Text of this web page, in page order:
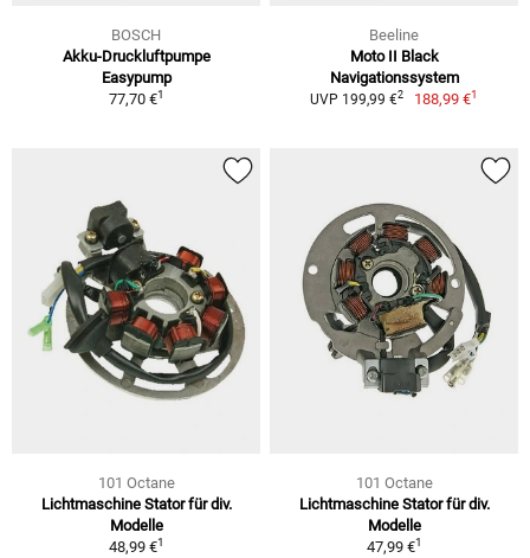
BOSCH
Akku-Druckluftpumpe
Easypump
77,70 €1
Beeline
Moto II Black
Navigationssystem
UVP 199,99 €2 188,99 €1
101 Octane
Lichtmaschine Stator für div.
Modelle
48,99 €1
101 Octane
Lichtmaschine Stator für div.
Modelle
47,99 €1